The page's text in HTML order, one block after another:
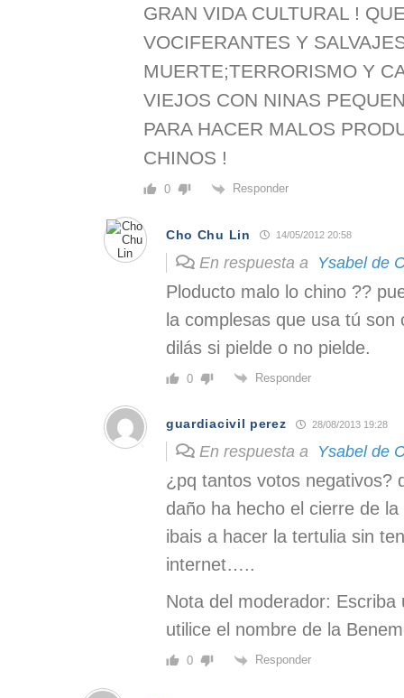
GRAN VIDA CULTURAL !
VOCIFERANTES Y
MUERTE;TERRORISMO Y
VIEJOS CON NINAS
PARA HACER MALOS
CHINOS !
0 Responder
Cho Chu Lin 14/05/2012 20:58
En respuesta a Ysabel de
Ploducto malo lo chino ??
la complesas que usa tú
dilás si pielde o no pielde.
0 Responder
guardiacivil perez 28/08/2013 19:28
En respuesta a Ysabel de
¿pq tantos votos
daño ha hecho el cierre de
ibais a hacer la tertulia sin
internet…..
Nota del moderador:
utilice el nombre de la
0 Responder